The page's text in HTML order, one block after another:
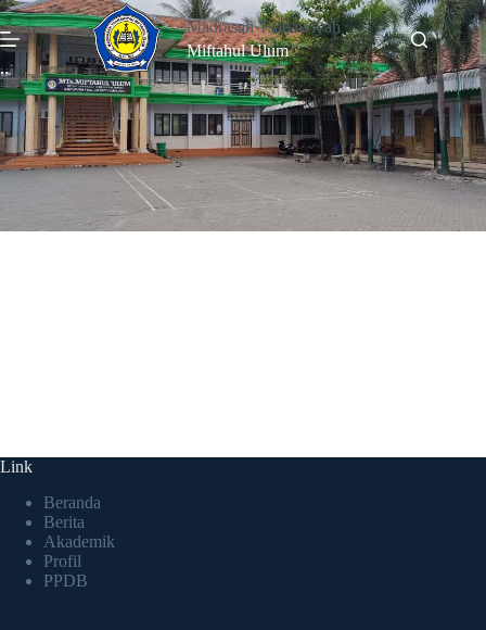
Madrasah Tsanawiyah
Miftahul Ulum
Lab IPA
Link
Beranda
Berita
Akademik
Profil
PPDB